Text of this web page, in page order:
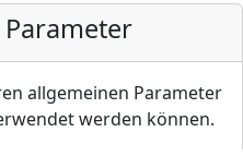
allgemeinen Parameter
werden können.